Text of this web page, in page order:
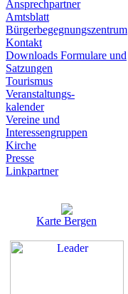
Ansprechpartner
Amtsblatt
Bürgerbegegnungszentrum
Kontakt
Downloads Formulare und
Satzungen
Tourismus
Veranstaltungs-
kalender
Vereine und
Interessen­gruppen
Kirche
Presse
Linkpartner
Karte Bergen